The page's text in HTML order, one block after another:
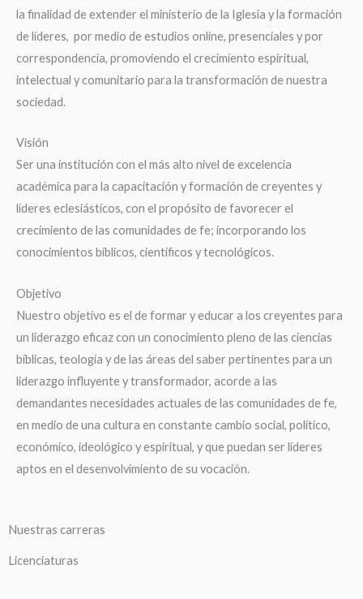
la finalidad de extender el ministerio de la Iglesia y la formación
de líderes, por medio de estudios online, presenciales y por
correspondencia, promoviendo el crecimiento espiritual,
intelectual y comunitario para la transformación de nuestra
sociedad.
Visión
Ser una institución con el más alto nivel de excelencia
académica para la capacitación y formación de creyentes y
líderes eclesiásticos, con el propósito de favorecer el
crecimiento de las comunidades de fe; incorporando los
conocimientos bíblicos, científicos y tecnológicos.
Objetivo
Nuestro objetivo es el de formar y educar a los creyentes para
un liderazgo eficaz con un conocimiento pleno de las ciencias
bíblicas, teología y de las áreas del saber pertinentes para un
liderazgo influyente y transformador, acorde a las
demandantes necesidades actuales de las comunidades de fe,
en medio de una cultura en constante cambio social, político,
económico, ideológico y espiritual, y que puedan ser líderes
aptos en el desenvolvimiento de su vocación.
Nuestras carreras
Licenciaturas